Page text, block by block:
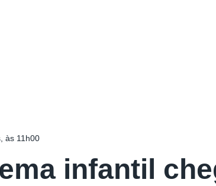
às 11h00
infantil